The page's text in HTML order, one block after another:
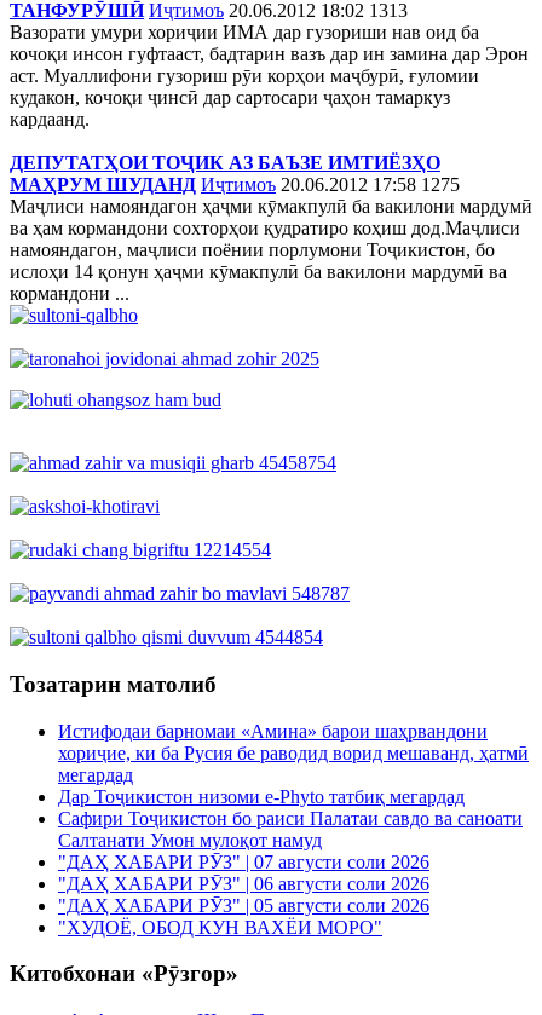
ТАНФУРӮШӢ Иҷтимоъ 20.06.2012 18:02 1313
Вазорати умури хориҷии ИМА дар гузориши нав оид ба
кочоқи инсон гуфтааст, бадтарин вазъ дар ин замина дар Эрон
аст. Муаллифони гузориш рӯи корҳои маҷбурӣ, ғуломии
кудакон, кочоқи ҷинсӣ дар сартосари ҷаҳон тамаркуз
кардаанд.
ДЕПУТАТҲОИ ТОҶИК АЗ БАЪЗЕ ИМТИЁЗҲО
МАҲРУМ ШУДАНД Иҷтимоъ 20.06.2012 17:58 1275
Маҷлиси намояндагон ҳаҷми кӯмакпулӣ ба вакилони мардумӣ
ва ҳам кормандони сохторҳои қудратиро коҳиш дод.Маҷлиси
намояндагон, маҷлиси поёнии порлумони Тоҷикистон, бо
ислоҳи 14 қонун ҳаҷми кӯмакпулӣ ба вакилони мардумӣ ва
кормандони ...
Тозатарин матолиб
Истифодаи барномаи «Амина» барои шаҳрвандони
хориҷие, ки ба Русия бе раводид ворид мешаванд, ҳатмӣ
мегардад
Дар Тоҷикистон низоми e-Phyto татбиқ мегардад
Сафири Тоҷикистон бо раиси Палатаи савдо ва саноати
Салтанати Умон мулоқот намуд
"ДАҲ ХАБАРИ РӮЗ" | 07 августи соли 2026
"ДАҲ ХАБАРИ РӮЗ" | 06 августи соли 2026
"ДАҲ ХАБАРИ РӮЗ" | 05 августи соли 2026
"ХУДОЁ, ОБОД КУН ВАХЁИ МОРО"
Китобхонаи «Рӯзгор»